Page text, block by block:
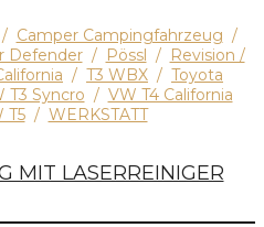
Camper Campingfahrzeug /
Defender/ Pössl / Revision /
/ T3 WBX / Toyota
T3 Syncro / VW T4 California
T5/ WERKSTATT
MIT LASERREINIGER